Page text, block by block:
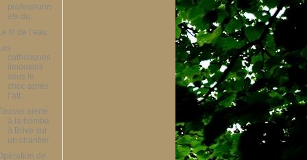
professionn
els du...
fil de l’eau
catholiques
limousins
sous le
choc après
l’att...
alerte
à la bombe
à Brive sur
un chantier
de